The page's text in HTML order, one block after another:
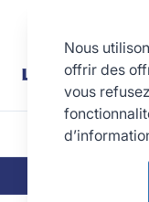
Nous
offrir des
vous